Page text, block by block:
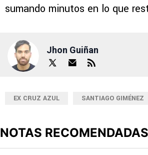
sumando minutos en lo que
Jhon Guiñan
EX CRUZ AZUL SANTIAGO GIMÉNEZ
NOTAS RECOMENDADAS